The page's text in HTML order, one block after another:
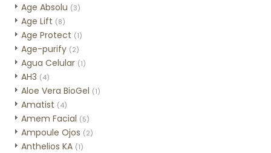
Age Absolu (3)
Age Lift (8)
Age Protect (1)
Age-purify (2)
Agua Celular (1)
AH3 (4)
Aloe Vera BioGel (1)
Amatist (4)
Amem Facial (5)
Ampoule Ojos (2)
Anthelios KA (1)